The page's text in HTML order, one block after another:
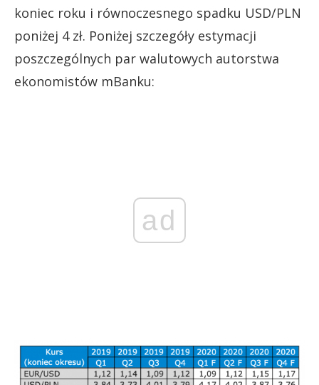
koniec roku i równoczesnego spadku USD/PLN
poniżej 4 zł. Poniżej szczegóły estymacji
poszczególnych par walutowych autorstwa
ekonomistów mBanku:
ad